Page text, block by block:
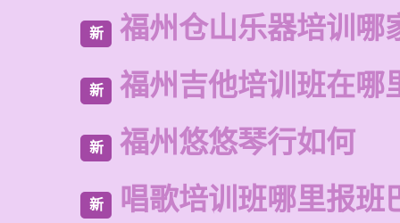
新 福州仓山乐器培训哪
新 福州吉他培训班在哪
新 福州悠悠琴行如何
新 唱歌培训班哪里报班